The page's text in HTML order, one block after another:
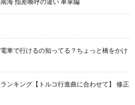
車で行けるの知ってる？ちょっと橋をかけ
ンキング【トルコ行進曲に合わせて】 修正